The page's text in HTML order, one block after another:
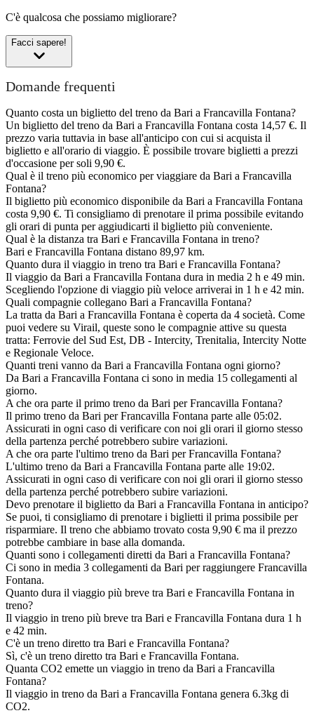
C'è qualcosa che possiamo migliorare?
Facci sapere!
Domande frequenti
Quanto costa un biglietto del treno da Bari a Francavilla Fontana?
Un biglietto del treno da Bari a Francavilla Fontana costa 14,57 €. Il
prezzo varia tuttavia in base all'anticipo con cui si acquista il
biglietto e all'orario di viaggio. È possibile trovare biglietti a prezzi
d'occasione per soli 9,90 €.
Qual è il treno più economico per viaggiare da Bari a Francavilla
Fontana?
Il biglietto più economico disponibile da Bari a Francavilla Fontana
costa 9,90 €. Ti consigliamo di prenotare il prima possibile evitando
gli orari di punta per aggiudicarti il biglietto più conveniente.
Qual è la distanza tra Bari e Francavilla Fontana in treno?
Bari e Francavilla Fontana distano 89,97 km.
Quanto dura il viaggio in treno tra Bari e Francavilla Fontana?
Il viaggio da Bari a Francavilla Fontana dura in media 2 h e 49 min.
Scegliendo l'opzione di viaggio più veloce arriverai in 1 h e 42 min.
Quali compagnie collegano Bari a Francavilla Fontana?
La tratta da Bari a Francavilla Fontana è coperta da 4 società. Come
puoi vedere su Virail, queste sono le compagnie attive su questa
tratta: Ferrovie del Sud Est, DB - Intercity, Trenitalia, Intercity Notte
e Regionale Veloce.
Quanti treni vanno da Bari a Francavilla Fontana ogni giorno?
Da Bari a Francavilla Fontana ci sono in media 15 collegamenti al
giorno.
A che ora parte il primo treno da Bari per Francavilla Fontana?
Il primo treno da Bari per Francavilla Fontana parte alle 05:02.
Assicurati in ogni caso di verificare con noi gli orari il giorno stesso
della partenza perché potrebbero subire variazioni.
A che ora parte l'ultimo treno da Bari per Francavilla Fontana?
L'ultimo treno da Bari a Francavilla Fontana parte alle 19:02.
Assicurati in ogni caso di verificare con noi gli orari il giorno stesso
della partenza perché potrebbero subire variazioni.
Devo prenotare il biglietto da Bari a Francavilla Fontana in anticipo?
Se puoi, ti consigliamo di prenotare i biglietti il prima possibile per
risparmiare. Il treno che abbiamo trovato costa 9,90 € ma il prezzo
potrebbe cambiare in base alla domanda.
Quanti sono i collegamenti diretti da Bari a Francavilla Fontana?
Ci sono in media 3 collegamenti da Bari per raggiungere Francavilla
Fontana.
Quanto dura il viaggio più breve tra Bari e Francavilla Fontana in
treno?
Il viaggio in treno più breve tra Bari e Francavilla Fontana dura 1 h
e 42 min.
C'è un treno diretto tra Bari e Francavilla Fontana?
Sì, c'è un treno diretto tra Bari e Francavilla Fontana.
Quanta CO2 emette un viaggio in treno da Bari a Francavilla
Fontana?
Il viaggio in treno da Bari a Francavilla Fontana genera 6.3kg di
CO2.